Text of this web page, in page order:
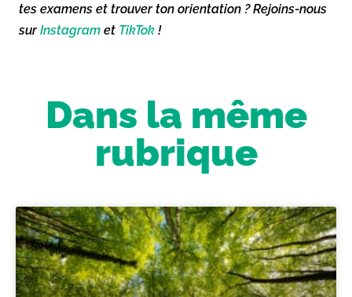
tes examens et trouver ton orientation ? Rejoins-nous
surInstagram et TikTok !
Dans la même
rubrique